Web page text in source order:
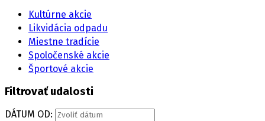
Kultúrne akcie
Likvidácia odpadu
Miestne tradície
Spoločenské akcie
Športové akcie
Filtrovať udalosti
DÁTUM OD: